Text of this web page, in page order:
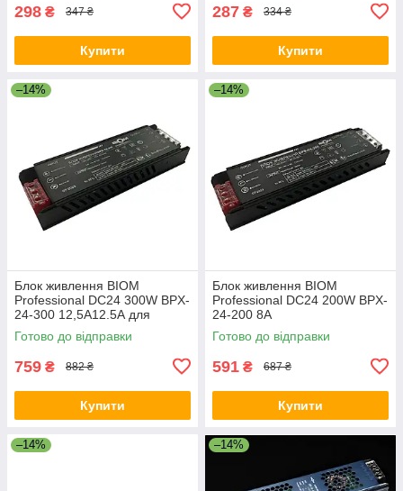
298 ₴ 347 ₴
Купити
287 ₴ 334 ₴
Купити
–14%
Блок живлення BIOM
Professional DC24 300W BPX-
24-300 12,5А12.5А для
світлодіодної стрічки
Готово до відправки
759 ₴ 882 ₴
Купити
–14%
Блок живлення BIOM
Professional DC24 200W BPX-
24-200 8А
Готово до відправки
591 ₴ 687 ₴
Купити
–14% –14%